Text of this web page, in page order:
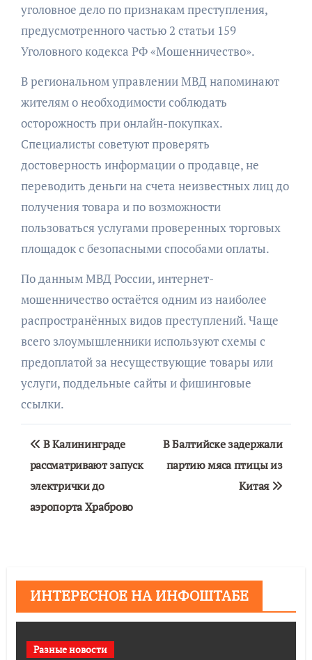
уголовное дело по признакам преступления,
предусмотренного частью 2 статьи 159
Уголовного кодекса РФ «Мошенничество».
В региональном управлении МВД напоминают
жителям о необходимости соблюдать
осторожность при онлайн-покупках.
Специалисты советуют проверять
достоверность информации о продавце, не
переводить деньги на счета неизвестных лиц до
получения товара и по возможности
пользоваться услугами проверенных торговых
площадок с безопасными способами оплаты.
По данным МВД России, интернет-
мошенничество остаётся одним из наиболее
распространённых видов преступлений. Чаще
всего злоумышленники используют схемы с
предоплатой за несуществующие товары или
услуги, поддельные сайты и фишинговые
ссылки.
Навигация
по
записям
В Калининграде
рассматривают запуск
электрички до
аэропорта Храброво
В Балтийске задержали
партию мяса птицы из
Китая
ИНТЕРЕСНОЕ НА ИНФОШТАБЕ
Разные новости